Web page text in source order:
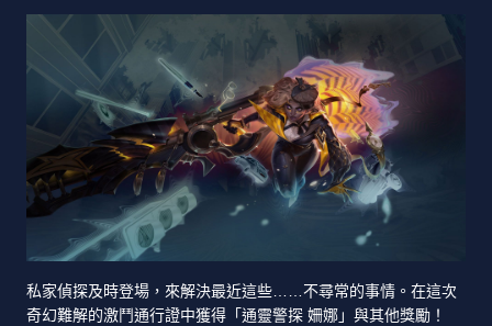
私家偵探及時登場，來解決最近這些……不尋常的事情。在這次
奇幻難解的激鬥通行證中獲得「通靈警探 姍娜」與其他獎勵！